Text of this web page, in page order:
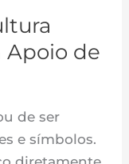
Apoio de
de ser
e símbolos.